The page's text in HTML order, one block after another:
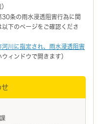
条の雨水浸透阻害行為に関
下のページをご確認くださ
川に指定され、雨水浸透阻害
ウィンドウで開きます）
せ
課